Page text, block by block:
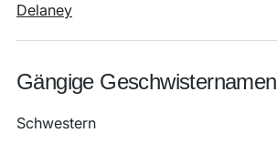
Delaney
Gängige Geschwisternamen
Schwestern